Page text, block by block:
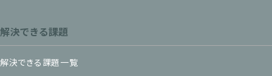
解決できる課題
解決できる課題一覧